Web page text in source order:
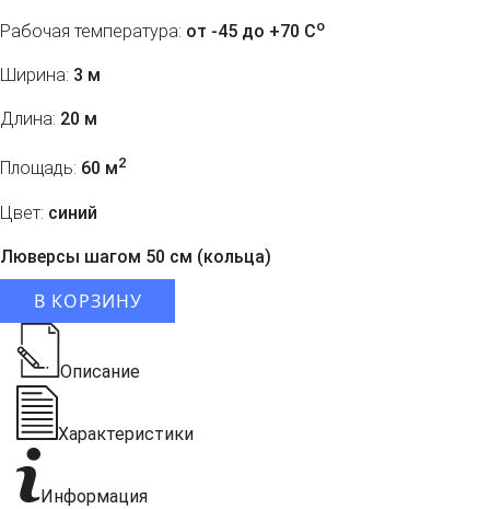
Рабочая температура: от -45 до +70 Co
Ширина: 3 м
Длина: 20 м
Площадь: 60 м2
Цвет: синий
Люверсы шагом 50 см (кольца)
В КОРЗИНУ
Описание
Характеристики
Информация